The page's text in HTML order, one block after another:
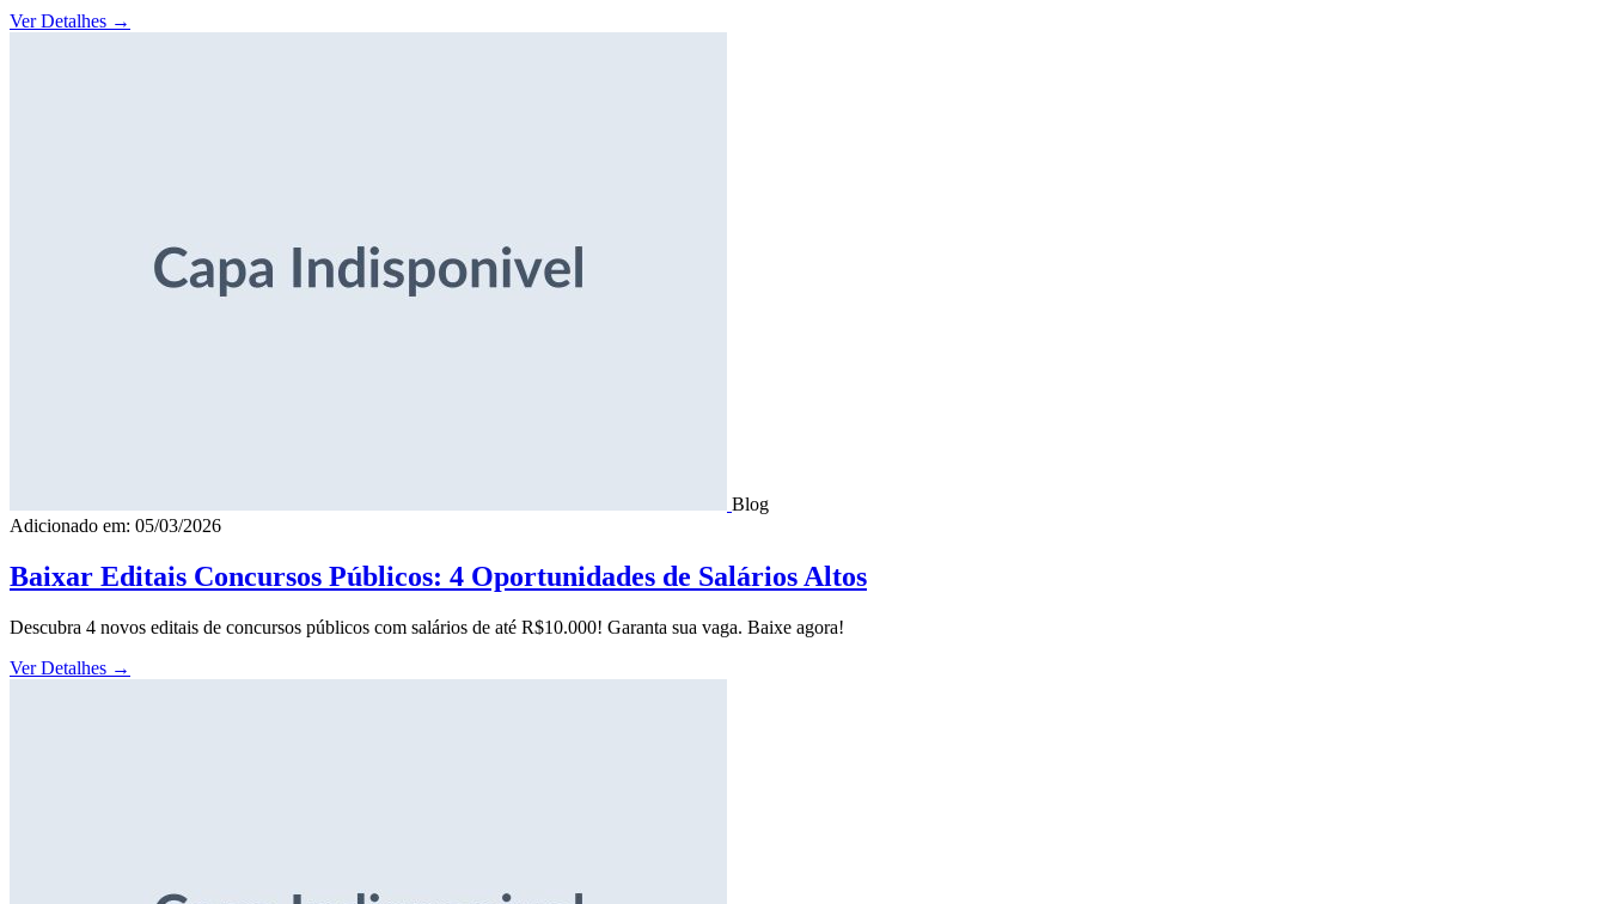
Ver Detalhes →
Blog
Adicionado em: 05/03/2026
Baixar Editais Concursos Públicos: 4 Oportunidades de Salários Altos
Descubra 4 novos editais de concursos públicos com salários de até R$10.000! Garanta sua vaga. Baixe agora!
Ver Detalhes →